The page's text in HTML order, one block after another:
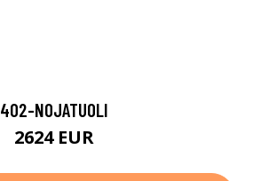
402-NOJATUOLI
2624 EUR